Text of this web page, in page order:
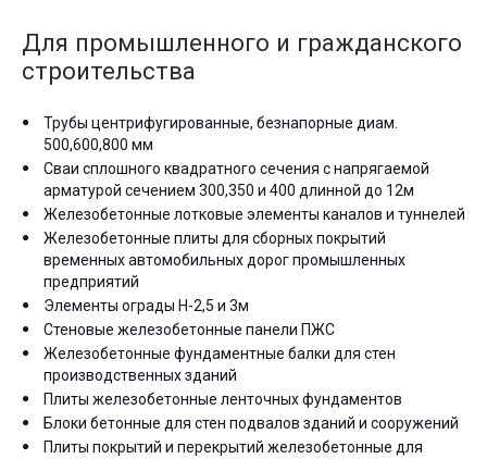
Для промышленного и гражданского
строительства
Трубы центрифугированные, безнапорные диам.
500,600,800 мм
Сваи сплошного квадратного сечения с напрягаемой
арматурой сечением 300,350 и 400 длинной до 12м
Железобетонные лотковые элементы каналов и туннелей
Железобетонные плиты для сборных покрытий
временных автомобильных дорог промышленных
предприятий
Элементы ограды Н-2,5 и 3м
Стеновые железобетонные панели ПЖС
Железобетонные фундаментные балки для стен
производственных зданий
Плиты железобетонные ленточных фундаментов
Блоки бетонные для стен подвалов зданий и сооружений
Плиты покрытий и перекрытий железобетонные для